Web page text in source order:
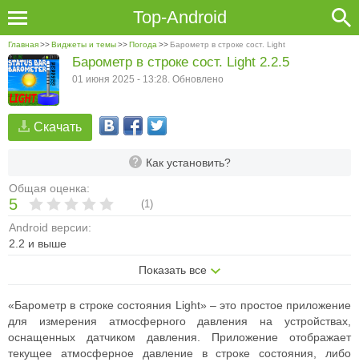
Top-Android
Главная>>Виджеты и темы>>Погода >> Барометр в строке сост. Light
Скачать
Как установить?
Общая оценка:
5 (1)
Android версии:
2.2 и выше
Показать все
Барометр в строке сост. Light 2.2.5
01 июня 2025 - 13:28. Обновлено
«Барометр в строке состояния Light» – это простое приложение
для измерения атмосферного давления на устройствах,
оснащенных датчиком давления. Приложение отображает
текущее атмосферное давление в строке состояния, либо